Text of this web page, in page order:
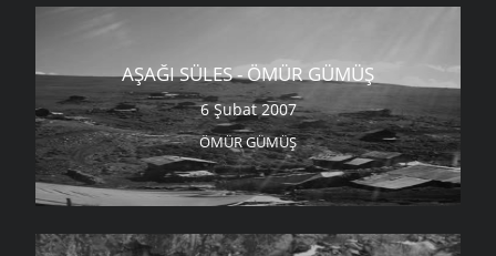
AŞAĞI SÜLES - ÖMÜR GÜMÜŞ
6 Şubat 2007
ÖMÜR GÜMÜŞ